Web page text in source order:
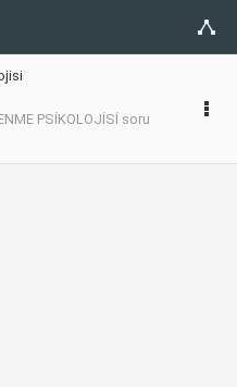
PSİKOLOJİSİ soru